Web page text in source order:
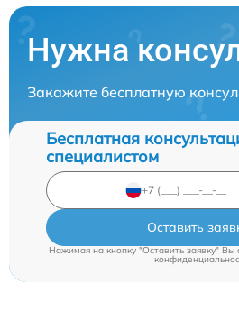
Нужна
Закажите бесплатную
Бесплатная
специалистом
Оставить
Нажимая на кнопку "Оставить заявку" Вы